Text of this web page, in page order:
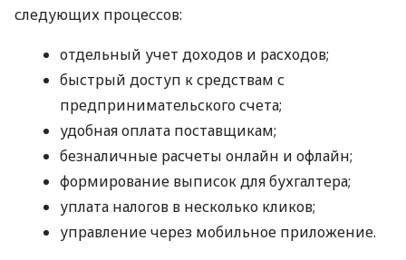
следующих процессов:
отдельный учет доходов и расходов;
быстрый доступ к средствам с
предпринимательского счета;
удобная оплата поставщикам;
безналичные расчеты онлайн и офлайн;
формирование выписок для бухгалтера;
уплата налогов в несколько кликов;
управление через мобильное приложение.